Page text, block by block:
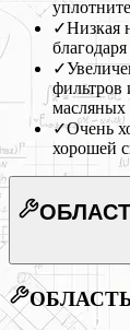
✓Низкая
✓
фильтров
масляных
✓Очень
хорошей